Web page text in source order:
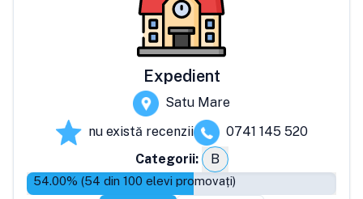
Expedient
Satu Mare
nu există recenzii
0741 145 520
Categorii:
B
54.00% (54 din 100 elevi promovați)